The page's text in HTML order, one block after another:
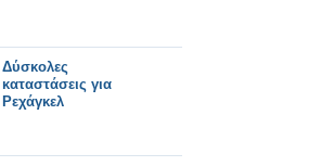
Δύσκολες
καταστάσεις για
Ρεχάγκελ